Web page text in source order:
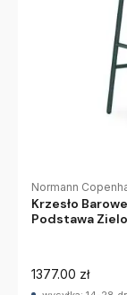
Normann
Krzesło
Podstawa
1377.00 zł